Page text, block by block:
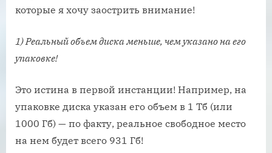
которые я хочу заострить внимание!
1) Реальный объем диска меньше, чем указано на его
упаковке!
Это истина в первой инстанции! Например, на
упаковке диска указан его объем в 1 Тб (или
1000 Гб) — по факту, реальное свободное место
на нем будет всего 931 Гб!